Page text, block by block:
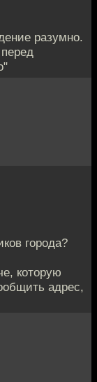
разумно.
города?
которую
адрес,